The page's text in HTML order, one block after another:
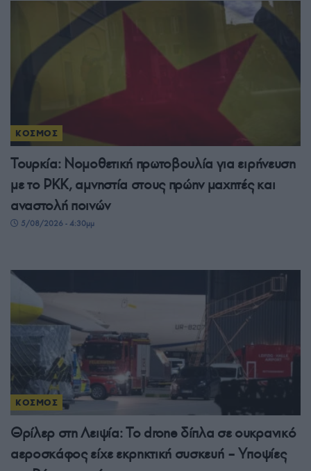
ΚΟΣΜΟΣ
Τουρκία: Νομοθετική πρωτοβουλία για ειρήνευση
με το PKK, αμνηστία στους πρώην μαχητές και
αναστολή ποινών
5/08/2026 - 4:30μμ
ΚΟΣΜΟΣ
Θρίλερ στη Λειψία: Το drone δίπλα σε ουκρανικό
αεροσκάφος είχε εκρηκτική συσκευή – Υποψίες